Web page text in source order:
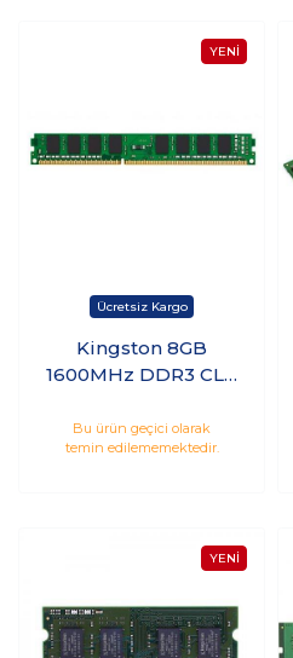
Kingston 8GB
1600MHz DDR3 CL11
KVR16LN11/8WP
Bu ürün geçici olarak
temin edilememektedir.